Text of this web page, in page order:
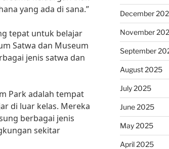
yang ada di sana.”
tepat untuk belajar
Satwa dan Museum
jenis satwa dan
Park adalah tempat
di luar kelas. Mereka
berbagai jenis
sekitar
December
November
September
August 2025
July 2025
June 2025
May 2025
April 2025